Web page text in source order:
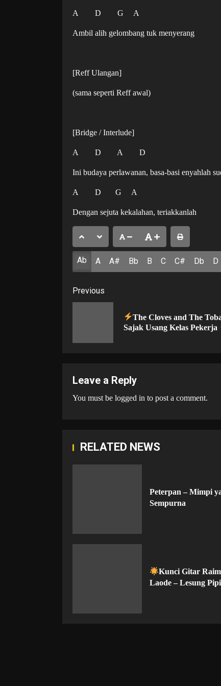
A D G A
Ambil alih gelombang tuk menyerang
[Reff Ulangan]
(sama seperti Reff awal)
[Bridge / Interlude]
A D A D
Ini budaya perlawanan, basa-basi enyahlah
A D G A
Dengan sejuta kekalahan, teriakkanlah
Ab A A# Bb B C C# Db D
Post
navigation
Previous
The Cloves and The
Sajak Usang Kelas Pekerja
Leave a Reply
You must be logged in to post a comment.
RELATED NEWS
Peterpan – Mimpi
Sempurna
Kunci Gitar Raim
Laode – Lesung Pipi